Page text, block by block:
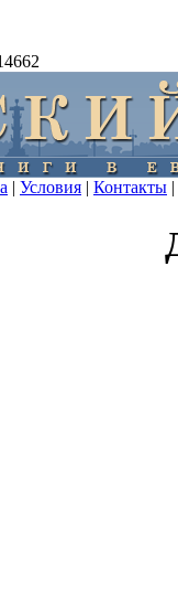
| Условия | Контакты |